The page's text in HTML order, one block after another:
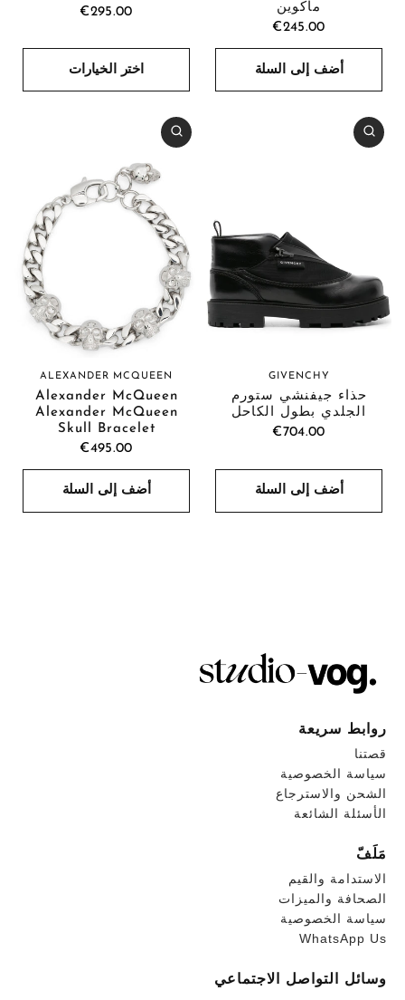
ماكوين
€245.00
أضف إلى السلة
€295.00
اختر الخيارات
GIVENCHY
حذاء جيفنشي ستورم
الجلدي بطول الكاحل
€704.00
أضف إلى السلة
ALEXANDER MCQUEEN
Alexander McQueen
Alexander McQueen
Skull Bracelet
€495.00
أضف إلى السلة
روابط سريعة
قصتنا
سياسة الخصوصية
الشحن والاسترجاع
الأسئلة الشائعة
مَلَفّ
الاستدامة والقيم
الصحافة والميزات
سياسة الخصوصية
WhatsApp Us
وسائل التواصل الاجتماعي